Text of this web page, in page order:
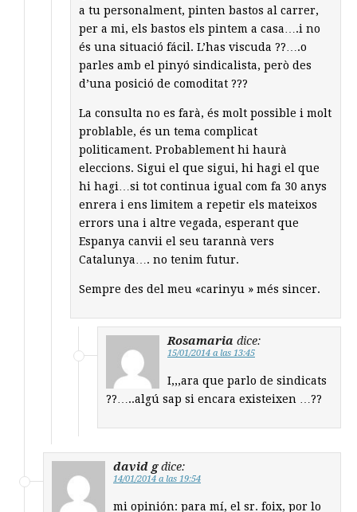
a tu personalment, pinten bastos al carrer,
per a mi, els bastos els pintem a casa….i no
és una situació fácil. L’has viscuda ??….o
parles amb el pinyó sindicalista, però des
d’una posició de comoditat ???
La consulta no es farà, és molt possible i molt
problable, és un tema complicat
politicament. Probablement hi haurà
eleccions. Sigui el que sigui, hi hagi el que
hi hagi…si tot continua igual com fa 30 anys
enrera i ens limitem a repetir els mateixos
errors una i altre vegada, esperant que
Espanya canvii el seu tarannà vers
Catalunya…. no tenim futur.
Sempre des del meu «carinyu » més sincer.
Rosamaria dice:
15/01/2014 a las 13:45
I,,,ara que parlo de sindicats
??…..algú sap si encara existeixen …??
david g dice:
14/01/2014 a las 19:54
mi opinión: para mí, el sr. foix, por lo